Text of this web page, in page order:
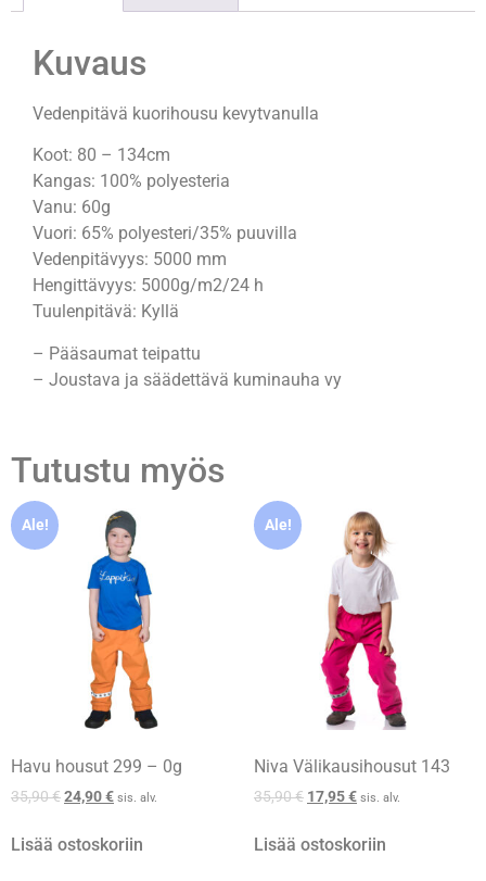
Kuvaus
Vedenpitävä kuorihousu kevytvanulla
Koot: 80 – 134cm
Kangas: 100% polyesteria
Vanu: 60g
Vuori: 65% polyesteri/35% puuvilla
Vedenpitävyys: 5000 mm
Hengittävyys: 5000g/m2/24 h
Tuulenpitävä: Kyllä
– Pääsaumat teipattu
– Joustava ja säädettävä kuminauha vy
Tutustu myös
Ale!
Havu housut 299 – 0g
35,90€24,90€ sis. alv.
Lisää ostoskoriin
Ale!
Niva Välikausihousut 143
35,90€ 17,95€ sis. alv.
Lisää ostoskoriin